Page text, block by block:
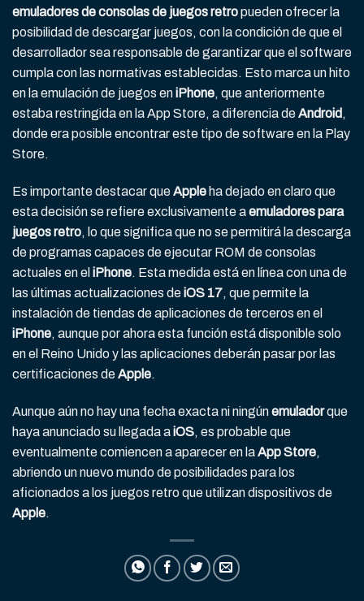
emuladores de consolas de juegos retropueden ofrecer la
posibilidad de descargar juegos, con la condición de que el
desarrollador sea responsable de garantizar que el software
cumpla con las normativas establecidas. Esto marca un hito
en la emulación de juegos eniPhone, que anteriormente
estaba restringida en la App Store, a diferencia deAndroid ,
donde era posible encontrar este tipo de software en la Play
Store.
Es importante destacar queApple ha dejado en claro que
esta decisión se refiere exclusivamente aemuladores para
juegos retro, lo que significa que no se permitirá la descarga
de programas capaces de ejecutar ROM de consolas
actuales en el iPhone. Esta medida está en línea con una de
las últimas actualizaciones deiOS 17, que permite la
instalación de tiendas de aplicaciones de terceros en el
iPhone, aunque por ahora esta función está disponible solo
en el Reino Unido y las aplicaciones deberán pasar por las
certificaciones deApple.
Aunque aún no hay una fecha exacta ni ningúnemuladorque
haya anunciado su llegada aiOS, es probable que
eventualmente comiencen a aparecer en laApp Store,
abriendo un nuevo mundo de posibilidades para los
aficionados a los juegos retro que utilizan dispositivos de
Apple.